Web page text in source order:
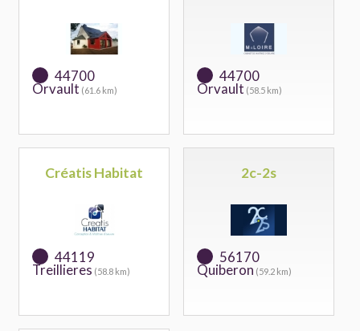
44700
Orvault (61.6 km)
44700
Orvault (58.5 km)
Créatis Habitat
44119
Treillieres (58.8 km)
2c-2s
56170
Quiberon (59.2 km)